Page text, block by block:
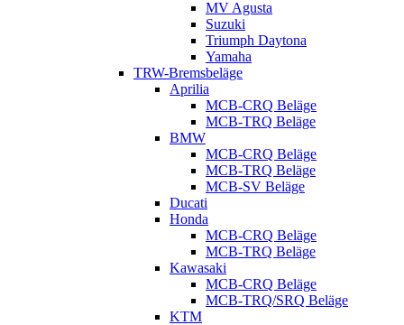
MV Agusta
Suzuki
Triumph Daytona
Yamaha
TRW-Bremsbeläge
Aprilia
MCB-CRQ Beläge
MCB-TRQ Beläge
BMW
MCB-CRQ Beläge
MCB-TRQ Beläge
MCB-SV Beläge
Ducati
Honda
MCB-CRQ Beläge
MCB-TRQ Beläge
Kawasaki
MCB-CRQ Beläge
MCB-TRQ/SRQ Beläge
KTM